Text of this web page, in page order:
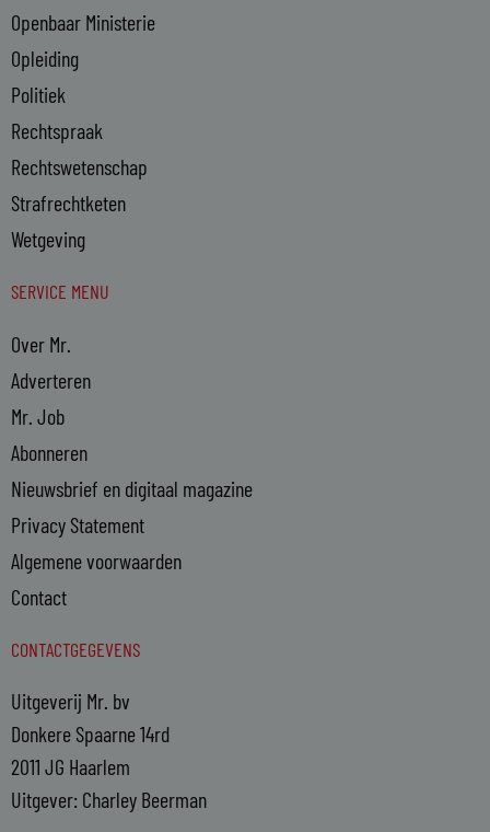
Openbaar Ministerie
Opleiding
Politiek
Rechtspraak
Rechtswetenschap
Strafrechtketen
Wetgeving
SERVICE MENU
Over Mr.
Adverteren
Mr. Job
Abonneren
Nieuwsbrief en digitaal magazine
Privacy Statement
Algemene voorwaarden
Contact
CONTACTGEGEVENS
Uitgeverij Mr. bv
Donkere Spaarne 14rd
2011 JG Haarlem
Uitgever: Charley Beerman